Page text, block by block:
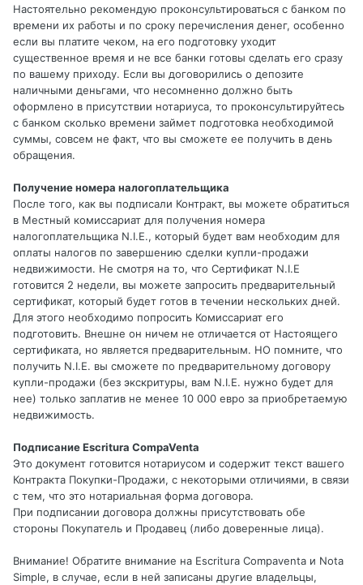
Настоятельно рекомендую проконсультироваться с банком по
времени их работы и по сроку перечисления денег, особенно
если вы платите чеком, на его подготовку уходит
существенное время и не все банки готовы сделать его сразу
по вашему приходу. Если вы договорились о депозите
наличными деньгами, что несомненно должно быть
оформлено в присутствии нотариуса, то проконсультируйтесь
с банком сколько времени займет подготовка необходимой
суммы, совсем не факт, что вы сможете ее получить в день
обращения.
Получение номера налогоплательщика
После того, как вы подписали Контракт, вы можете обратиться
в Местный комиссариат для получения номера
налогоплательщика N.I.E., который будет вам необходим для
оплаты налогов по завершению сделки купли-продажи
недвижимости. Не смотря на то, что Сертификат N.I.E
готовится 2 недели, вы можете запросить предварительный
сертификат, который будет готов в течении нескольких дней.
Для этого необходимо попросить Комиссариат его
подготовить. Внешне он ничем не отличается от Настоящего
сертификата, но является предварительным. НО помните, что
получить N.I.E. вы сможете по предварительному договору
купли-продажи (без экскритуры, вам N.I.E. нужно будет для
нее) только заплатив не менее 10 000 евро за приобретаемую
недвижимость.
Подписание Escritura CompaVenta
Это документ готовится нотариусом и содержит текст вашего
Контракта Покупки-Продажи, с некоторыми отличиями, в связи
с тем, что это нотариальная форма договора.
При подписании договора должны присутствовать обе
стороны Покупатель и Продавец (либо доверенные лица).
Внимание! Обратите внимание на Escritura Compaventa и Nota
Simple, в случае, если в ней записаны другие владельцы,